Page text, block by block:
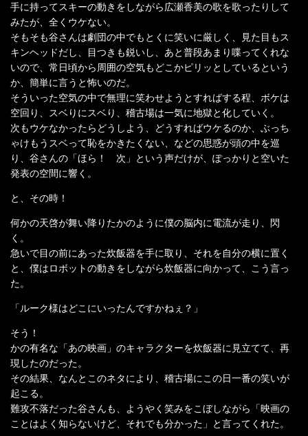
手に持ってスキーの動きをしながら広瀬香美の歌を歌ったりして
みたが、全くウケない。
そもそも谷さんは劇団の中でもとくに笑いに厳しく、見た目もス
キンヘッドだし、目つきも鋭いし、あと普段あまり喋ってくれな
いので、常日頃から周囲の空気もどこかピリッとしているという
か、簡単に言うと怖いのだ。
そういった空気の中で無理に笑わせようとすればする程、ボケは
空回り、スベりにスベり、稽古場は一気に地獄と化していく。
次もウケなかったらどうしよう、どうすればウケるのか、ぶっち
ゃけもうスベって恥をかきたくない、などの思惑が頭の中を巡
り、谷さんの「ほら！ 次」という声だけが、ぽっかりと空いた
発表の空間に響く。
と、その時！
何かの天啓が舞い降りたかのように僕の脳内に電流が走り、閃
く。
急いで目の前にあった炊飯器を手に取り、それを自分の横に置く
と、僕はロボットの動きをしながら炊飯器に向かって、こう言っ
た。
「ルーク様はどこにいったんですかねぇ？」
そう！
かの有名な「あの映画」のキャラクターを炊飯器に見立てて、再
現したのだった。
その結果、なんとこのネタにより、稽古場にこの日一番の笑いが
起こる。
難攻不落だった谷さんも、ようやく笑みをこぼしながら「映画の
ことはよく知らないけど、それでも分かった」と言ってくれた。